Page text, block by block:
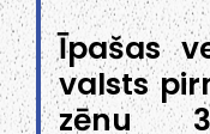
Īpašas
valsts
zēnu